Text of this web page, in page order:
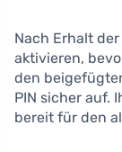
Nach Erhalt
aktivieren,
den
PIN sicher auf.
bereit für den